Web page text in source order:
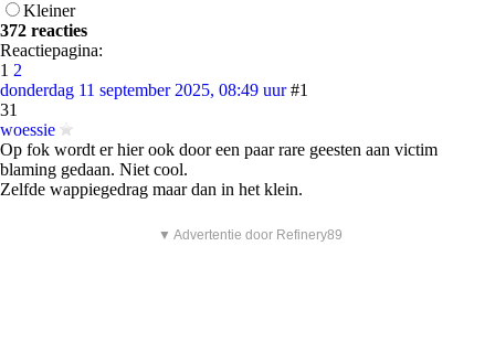
Kleiner
372 reacties
Reactiepagina:
1 2
donderdag 11 september 2025, 08:49 uur #1
31
woessie
Op fok wordt er hier ook door een paar rare geesten aan victim
blaming gedaan. Niet cool.
Zelfde wappiegedrag maar dan in het klein.
▼ Advertentie door Refinery89